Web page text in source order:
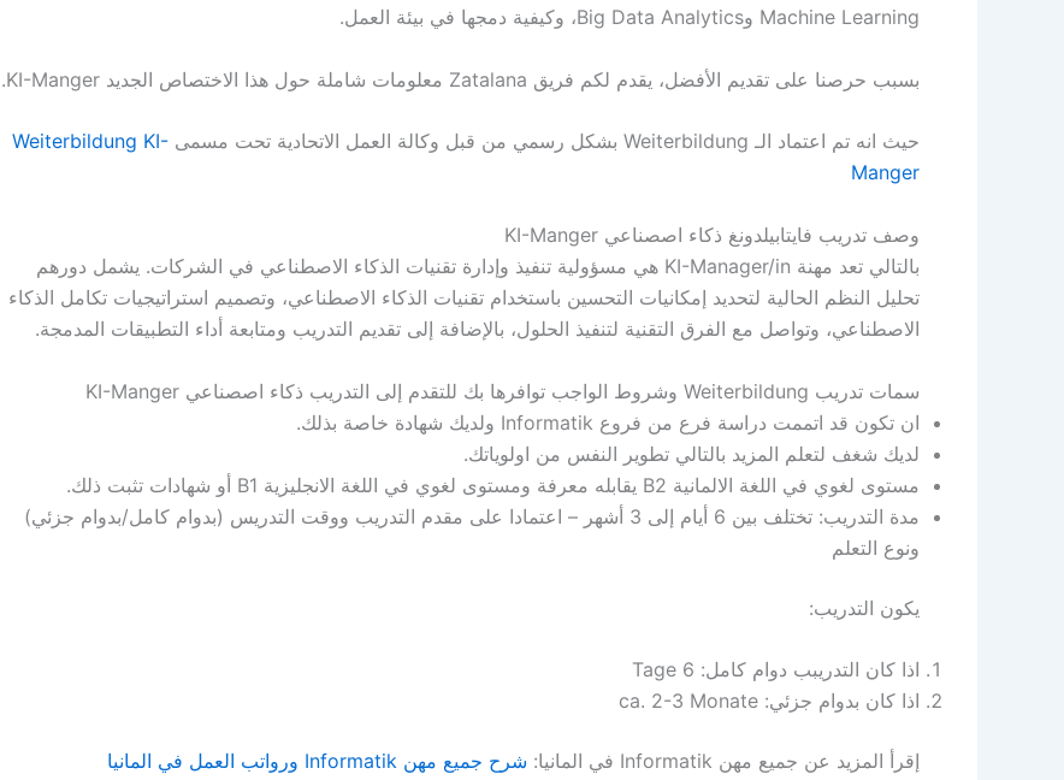
Machine Learning وBig Data Analytics، وكيفية دمجها في بيئة العمل.
بسبب حرصنا على تقديم الأفضل، يقدم لكم فريق Zatalana معلومات شاملة حول هذا الاختصاص الجديد KI-Manger.
حيث انه تم اعتماد الـ Weiterbildung بشكل رسمي من قبل وكالة العمل الاتحادية تحت مسمى
Weiterbildung KI-
Manger
وصف تدريب فايتابيلدونغ ذكاء اصصناعي KI-Manger
بالتالي تعد مهنة KI-Manager/in هي مسؤولية تنفيذ وإدارة تقنيات الذكاء الاصطناعي في الشركات. يشمل دورهم
تحليل النظم الحالية لتحديد إمكانيات التحسين باستخدام تقنيات الذكاء الاصطناعي، وتصميم استراتيجيات تكامل الذكاء
الاصطناعي، وتواصل مع الفرق التقنية لتنفيذ الحلول، بالإضافة إلى تقديم التدريب ومتابعة أداء التطبيقات المدمجة.
سمات تدريب Weiterbildung وشروط الواجب توافرها بك للتقدم إلى التدريب ذكاء اصصناعي KI-Manger
ان تكون قد اتممت دراسة فرع من فروع Informatik ولديك شهادة خاصة بذلك.
لديك شغف لتعلم المزيد بالتالي تطوير النفس من اولوياتك.
مستوى لغوي في اللغة الالمانية B2 يقابله معرفة ومستوى لغوي في اللغة الانجليزية B1 أو شهادات تثبت ذلك.
مدة التدريب: تختلف بين 6 أيام إلى 3 أشهر – اعتمادا على مقدم التدريب ووقت التدريس (بدوام كامل/بدوام جزئي)
ونوع التعلم
يكون التدريب:
اذا كان التدريبب دوام كامل: 6 Tage
اذا كان بدوام جزئي: ca. 2-3 Monate
إقرأ المزيد عن جميع مهن Informatik في المانيا: شرح جميع مهن Informatik ورواتب العمل في المانيا